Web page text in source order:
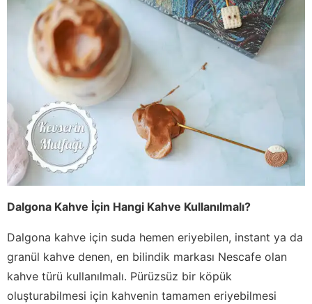
Dalgona Kahve İçin Hangi Kahve Kullanılmalı?
Dalgona kahve için suda hemen eriyebilen, instant ya da
granül kahve denen, en bilindik markası Nescafe olan
kahve türü kullanılmalı. Pürüzsüz bir köpük
oluşturabilmesi için kahvenin tamamen eriyebilmesi